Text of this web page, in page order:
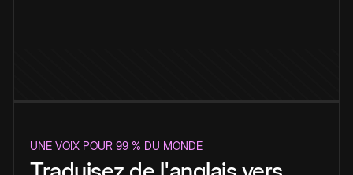
UNE VOIX POUR 99 % DU MONDE